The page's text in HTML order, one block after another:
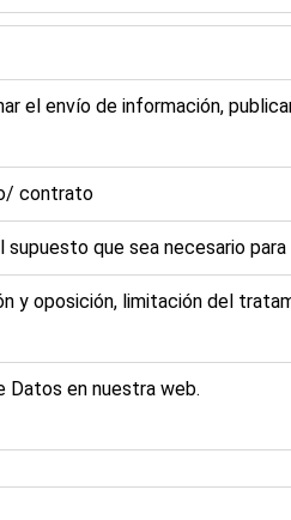
el envío de información,
contrato
que sea necesario
y oposición, limitación del
Datos en nuestra web.